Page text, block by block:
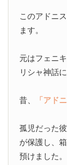
このアドニ
ます。
元はフェニ
リシャ神話
昔、 「アド
孤児だった
が保護し、
預けました。